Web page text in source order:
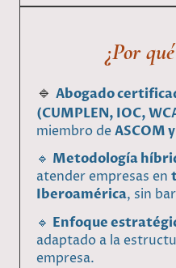
¿Por
🔹 Abogado
(CUMPLEN, IOC,
miembro deASCOM
🔹 Metodología
atender empresas en
Iberoamérica, sin
🔹 Enfoque
adaptado a la
empresa.